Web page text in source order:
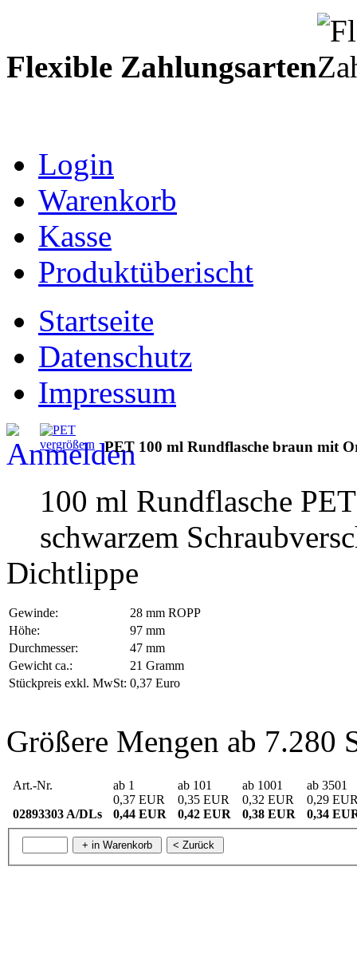
Flexible Zahlungsarten
Login
Warenkorb
Kasse
Produktüberischt
Startseite
Datenschutz
Impressum
vergrößern PET 100 ml Rundflasche braun mit
100 ml Rundflasche
schwarzem
Dichtlippe
Gewinde:
28 mm ROPP
Höhe:
97 mm
Durchmesser:
47 mm
Gewicht ca.:
21 Gramm
Stückpreis exkl. MwSt: 0,37 Euro
Größere Mengen ab 7.280
Art.-Nr.
02893303 A/DLs
ab 1
0,37 EUR
0,44 EUR
ab 101
0,35 EUR
0,42 EUR
ab 1001
0,32 EUR
0,38 EUR
ab 3501
0,29
0,34